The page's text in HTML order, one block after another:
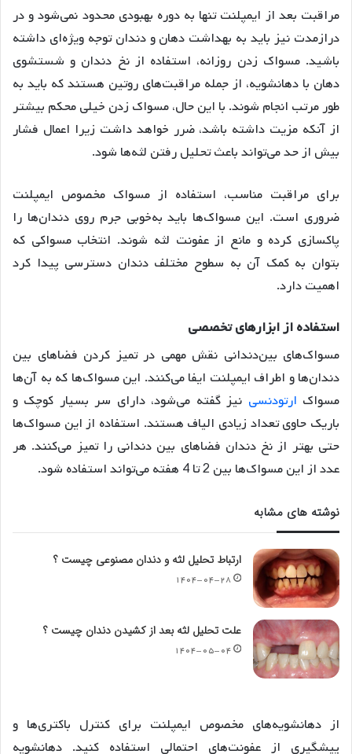
مراقبت بعد از ایمپلنت تنها به دوره بهبودی محدود نمی‌شود و در
درازمدت نیز باید به بهداشت دهان و دندان توجه ویژه‌ای داشته
باشید. مسواک زدن روزانه، استفاده از نخ دندان و شستشوی
دهان با دهانشویه، از جمله مراقبت‌های روتین هستند که باید به
طور مرتب انجام شوند. با این حال، مسواک زدن خیلی محکم بیشتر
از آنکه مزیت داشته باشد، ضرر خواهد داشت زیرا اعمال فشار
بیش از حد می‌تواند باعث تحلیل رفتن لثه‌ها شود.
برای مراقبت مناسب، استفاده از مسواک مخصوص ایمپلنت
ضروری است. این مسواک‌ها باید به‌خوبی جرم روی دندان‌ها را
پاکسازی کرده و مانع از عفونت لثه شوند. انتخاب مسواکی که
بتوان به کمک آن به سطوح مختلف دندان دسترسی پیدا کرد
اهمیت دارد.
استفادهازابزارهایتخصصی
مسواک‌های بین‌دندانی نقش مهمی در تمیز کردن فضاهای بین
دندان‌ها و اطراف ایمپلنت ایفا می‌کنند. این مسواک‌ها که به آن‌ها
مسواک ارتودنسی نیز گفته می‌شود، دارای سر بسیار کوچک و
باریک حاوی تعداد زیادی الیاف هستند. استفاده از این مسواک‌ها
حتی بهتر از نخ دندان فضاهای بین دندانی را تمیز می‌کنند. هر
عدد از این مسواک‌ها بین 2 تا 4 هفته می‌تواند استفاده شود
.
نوشته های مشابه
ارتباط تحلیل لثه و دندان مصنوعی چیست ؟
۱۴۰۴-۰۴-۲۸
علت تحلیل لثه بعد از کشیدن دندان چیست ؟
۱۴۰۴-۰۵-۰۴
از دهانشویه‌های مخصوص ایمپلنت برای کنترل باکتری‌ها و
پیشگیری از عفونت‌های احتمالی استفاده کنید. دهانشویه